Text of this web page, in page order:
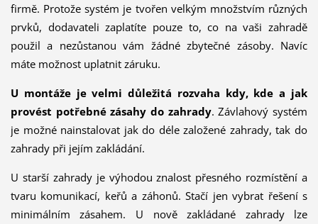
firmě. Protože systém je tvořen velkým množstvím různých
prvků, dodavateli zaplatíte pouze to, co na vaši zahradě
použil a nezůstanou vám žádné zbytečné zásoby. Navíc
máte možnost uplatnit záruku.
U montáže je velmi důležitá rozvaha kdy, kde a jak
provést potřebné zásahy do zahrady. Závlahový systém
je možné nainstalovat jak do déle založené zahrady, tak do
zahrady při jejím zakládání.
U starší zahrady je výhodou znalost přesného rozmístění a
tvaru komunikací, keřů a záhonů. Stačí jen vybrat řešení s
minimálním zásahem. U nově zakládané zahrady lze